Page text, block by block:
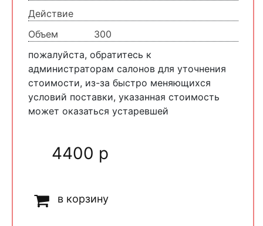
Действие
Объем
300
пожалуйста, обратитесь к
администраторам салонов для уточнения
стоимости, из-за быстро меняющихся
условий поставки, указанная стоимость
может оказаться устаревшей
4400 р
в корзину